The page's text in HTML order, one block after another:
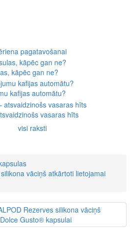
pagatavošanai
kāpēc gan ne?
kafijas automātu?
vasaras hīts
visi raksti
vāciņš atkārtoti lietojamai